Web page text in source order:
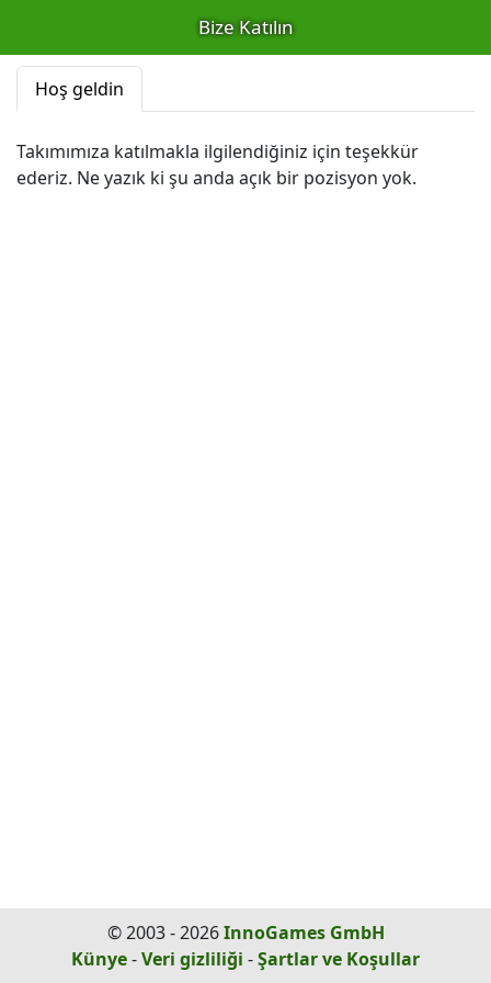
Bize Katılın
Hoş geldin
Takımımıza katılmakla ilgilendiğiniz için teşekkür
ederiz. Ne yazık ki şu anda açık bir pozisyon yok.
© 2003 - 2026InnoGames GmbH
Künye-Veri gizliliği -Şartlar ve Koşullar